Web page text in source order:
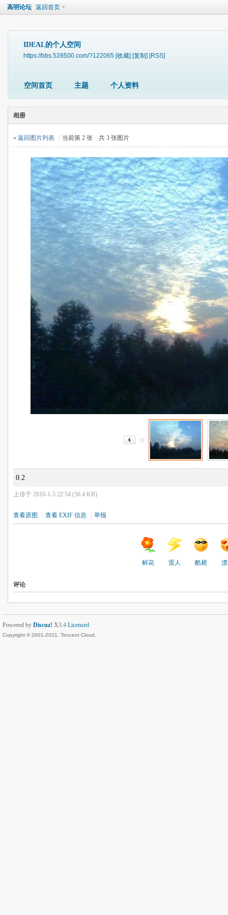
高明论坛 返回首页
IDEAL的个人空间
https://bbs.528500.com/?122065 [收藏] [复制] [RSS]
空间首页 主题 个人资料
相册
« 返回图片列表 当前第 2 张 共 3 张图片
0.2
上传于 2010-1-5 22:54 (36.4 KB)
查看原图 查看 EXIF 信息 举报
鲜花 雷人 酷毙
评论
Powered by Discuz! X3.4 Licensed
Copyright © 2001-2021, Tencent Cloud.